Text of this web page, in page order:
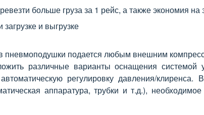
больше груза за 1 рейс, а также экономия
и выгрузке
подается любым внешним
различные варианты оснащения системой
регулировку давления/
аппаратура, трубки и т.д.),